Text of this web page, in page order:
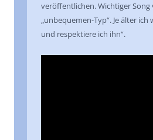
veröffentlichen. Wichtiger Song
„unbequemen-Typ“. Je älter
und respektiere ich ihn“.